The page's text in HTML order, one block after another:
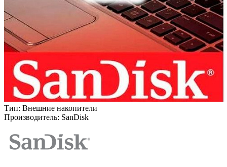
Тип: Внешние накопители
Производитель: SanDisk